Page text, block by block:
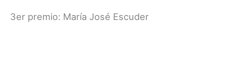
3er premio: María José Escuder